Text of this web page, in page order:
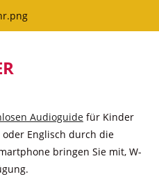
Audioguidefür Kinder
Englisch durch die
bringen Sie mit, W-